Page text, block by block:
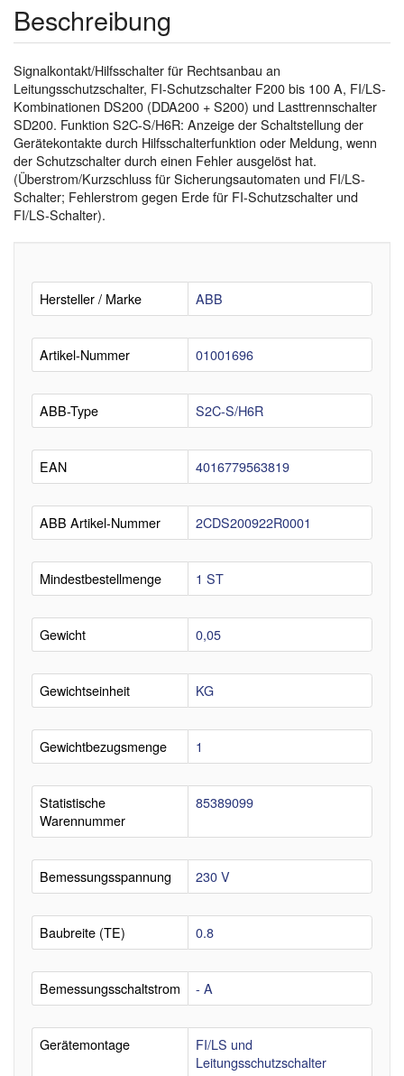
Beschreibung
Signalkontakt/Hilfsschalter für Rechtsanbau an
Leitungsschutzschalter, FI-Schutzschalter F200 bis 100 A, FI/LS-
Kombinationen DS200 (DDA200 + S200) und Lasttrennschalter
SD200. Funktion S2C-S/H6R: Anzeige der Schaltstellung der
Gerätekontakte durch Hilfsschalterfunktion oder Meldung, wenn
der Schutzschalter durch einen Fehler ausgelöst hat.
(Überstrom/Kurzschluss für Sicherungsautomaten und FI/LS-
Schalter; Fehlerstrom gegen Erde für FI-Schutzschalter und
FI/LS-Schalter).
Hersteller / Marke ABB
Artikel-Nummer 01001696
ABB-Type S2C-S/H6R
EAN 4016779563819
ABB Artikel-Nummer 2CDS200922R0001
Mindestbestellmenge 1 ST
Gewicht 0,05
Gewichtseinheit KG
Gewichtbezugsmenge 1
Statistische
Warennummer
85389099
Bemessungsspannung 230 V
Baubreite (TE) 0.8
Bemessungsschaltstrom - A
Gerätemontage
FI/LS und
Leitungsschutzschalter